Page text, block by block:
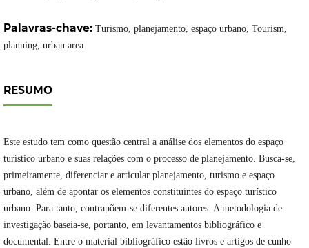
Palavras-chave: Turismo, planejamento, espaço urbano, Tourism,
planning, urban area
RESUMO
Este estudo tem como questão central a análise dos elementos do espaço
turístico urbano e suas relações com o processo de planejamento. Busca-se,
primeiramente, diferenciar e articular planejamento, turismo e espaço
urbano, além de apontar os elementos constituintes do espaço turístico
urbano. Para tanto, contrapõem-se diferentes autores. A metodologia de
investigação baseia-se, portanto, em levantamentos bibliográfico e
documental. Entre o material bibliográfico estão livros e artigos de cunho